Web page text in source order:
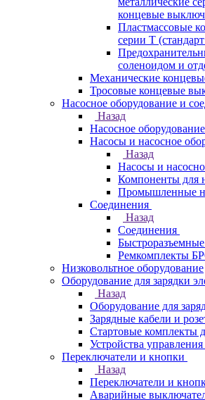
концевые
Пластмассовые
серии T
соленоидом и
Механические
Тросовые концевые
Насосное оборудование и
Назад
Насосное
Насосы и насосное
Назад
Насосы и
Компоненты для
Промышленные
Соединения
Назад
Соединения
Ремкомплекты
Низковольтное оборудование
Оборудование для зарядки
Назад
Оборудование для
Зарядные кабели и
Стартовые комплекты
Устройства
Переключатели и кнопки
Назад
Переключатели и
Аварийные